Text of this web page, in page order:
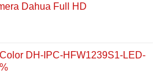
Dahua Full HD
DH-IPC-HFW1239S1-LED-